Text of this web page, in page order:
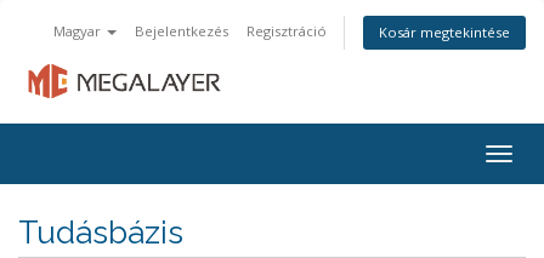
Magyar Bejelentkezés Regisztráció Kosár megtekintése
Tudásbázis